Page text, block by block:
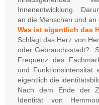
Innenentwicklung.
an die Menschen und an
Was ist eigentlich das
Schlägt das Herz von
oder Gebrauchsstadt?
Frequenz des
und
eigentlich die
Nach dem Ende der
Identität von